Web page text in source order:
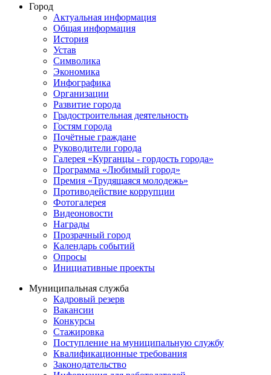
Город
Актуальная информация
Общая информация
История
Устав
Символика
Экономика
Инфографика
Организации
Развитие города
Градостроительная деятельность
Гостям города
Почётные граждане
Руководители города
Галерея «Курганцы - гордость города»
Программа «Любимый город»
Премия «Трудящаяся молодежь»
Противодействие коррупции
Фотогалерея
Видеоновости
Награды
Прозрачный город
Календарь событий
Опросы
Инициативные проекты
Муниципальная служба
Кадровый резерв
Вакансии
Конкурсы
Стажировка
Поступление на муниципальную службу
Квалификационные требования
Законодательство